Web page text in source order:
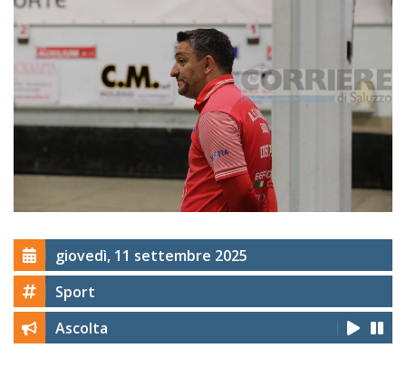
giovedì, 11 settembre 2025
Sport
Ascolta